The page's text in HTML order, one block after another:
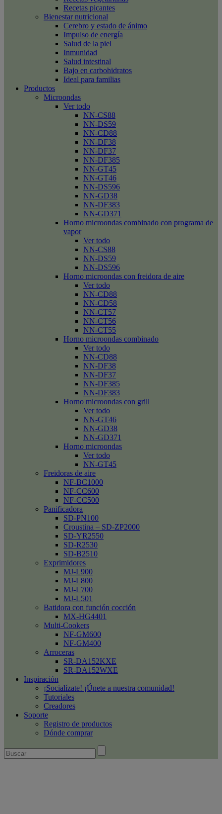
Recetas picantes
Bienestar nutricional
Cerebro y estado de ánimo
Impulso de energía
Salud de la piel
Inmunidad
Salud intestinal
Bajo en carbohidratos
Ideal para familias
Productos
Microondas
Ver todo
NN-CS88
NN-DS59
NN-CD88
NN-DF38
NN-DF37
NN-DF385
NN-GT45
NN-GT46
NN-DS596
NN-GD38
NN-DF383
NN-GD371
Horno microondas combinado con programa de
vapor
Ver todo
NN-CS88
NN-DS59
NN-DS596
Horno microondas con freidora de aire
Ver todo
NN-CD88
NN-CD58
NN-CT57
NN-CT56
NN-CT55
Horno microondas combinado
Ver todo
NN-CD88
NN-DF38
NN-DF37
NN-DF385
NN-DF383
Horno microondas con grill
Ver todo
NN-GT46
NN-GD38
NN-GD371
Horno microondas
Ver todo
NN-GT45
Freidoras de aire
NF-BC1000
NF-CC600
NF-CC500
Panificadora
SD-PN100
Croustina – SD-ZP2000
SD-YR2550
SD-R2530
SD-B2510
Exprimidores
MJ-L900
MJ-L800
MJ-L700
MJ-L501
Batidora con función cocción
MX-HG4401
Multi-Cookers
NF-GM600
NF-GM400
Arroceras
SR-DA152KXE
SR-DA152WXE
Inspiración
¡Socialízate! ¡Únete a nuestra comunidad!
Tutoriales
Creadores
Soporte
Registro de productos
Dónde comprar